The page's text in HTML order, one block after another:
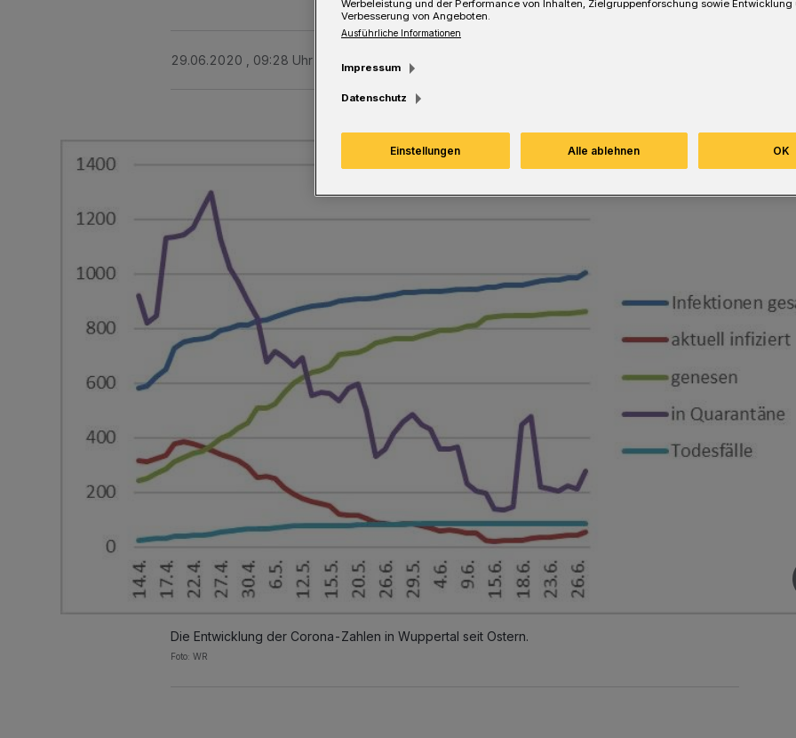
29.06.2020 , 09:28 Uhr Eine Minute Lesezeit
Die Entwicklung der Corona-Zahlen in Wuppertal seit Ostern.
Foto: WR
Werbeleistung und der Performance von Inhalten, Zielgruppenforschung sowie Entwicklung
Verbesserung von Angeboten.
Ausführliche Informationen
Impressum
Datenschutz
Einstellungen Alle ablehnen OK